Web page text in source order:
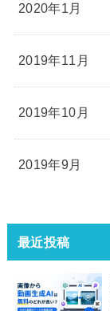
2020年1月
2019年11月
2019年10月
2019年9月
最近投稿